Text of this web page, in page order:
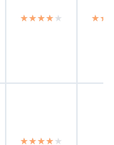
★★★★★
★★★★★
★★★★★
★★★★★